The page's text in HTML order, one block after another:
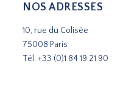
NOS ADRESSES
10, rue du Colisée
75008 Paris
Tél.+33 (0)1 84 19 21 90